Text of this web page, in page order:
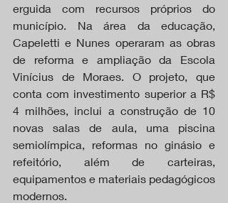
erguida com recursos próprios do
município. Na área da educação,
Capeletti e Nunes operaram as obras
de reforma e ampliação da Escola
Vinícius de Moraes. O projeto, que
conta com investimento superior a R$
4 milhões, inclui a construção de 10
novas salas de aula, uma piscina
semiolímpica, reformas no ginásio e
refeitório, além de carteiras,
equipamentos e materiais pedagógicos
modernos.